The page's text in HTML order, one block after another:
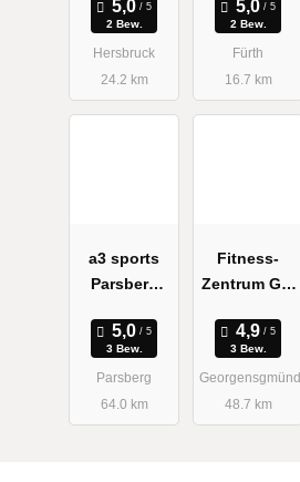
2 Bew.
Hersbruck
24.2 km
Weber
Brigitte
2 Bew.
Fürth
16.7 km
a3 sports
Parsberg
zentrum
3 Bew.
Parsberg
64.0 km
Fitness-
Zentrum Get
3 Bew.
Georgensgmünd
48.7 km